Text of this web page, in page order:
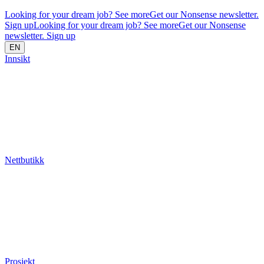
Looking for your dream job? See moreGet our Nonsense newsletter.
Sign upLooking for your dream job? See moreGet our Nonsense
newsletter. Sign up
EN
Innsikt
Nettbutikk
Prosjekt